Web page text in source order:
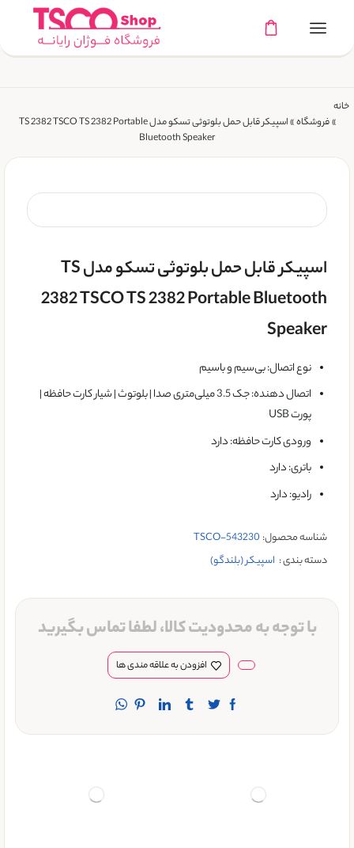
خانه
»فروشگاه»
اسپیکر قابل حمل بلوتوثی تسکو مدل TS 2382 TSCO TS 2382 Portable
Bluetooth Speaker
اسپیکر قابل حمل بلوتوثی تسکو مدل TS
2382 TSCO TS 2382 Portable Bluetooth
Speaker
نوع اتصال: بی‌سیم و باسیم
اتصال دهنده: جک 3.5 میلی‌متری صدا | بلوتوث | شیار کارت حافظه |
پورت USB
ورودی کارت حافظه: دارد
باتری: دارد
رادیو: دارد
شناسه محصول: TSCO-543230
دسته بندی : اسپیکر (بلندگو)
با توجه به محدودیت کالا، لطفا تماس بگیرید
افزودن به علاقه مندی ها